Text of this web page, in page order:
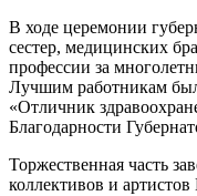
В ходе церемонии
сестер, медицинских
профессии за
Лучшим работникам
«Отличник
Благодарности
Торжественная часть
коллективов и